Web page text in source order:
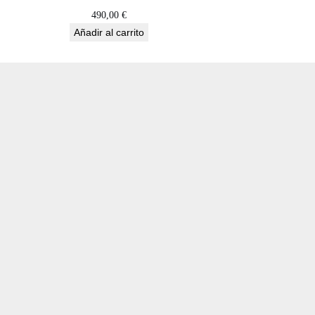
490,00 €
Añadir al carrito